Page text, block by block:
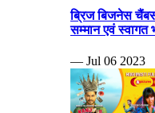
ब्रिज बिजनेस
सम्मान एवं स्वागत
— Jul 06 2023